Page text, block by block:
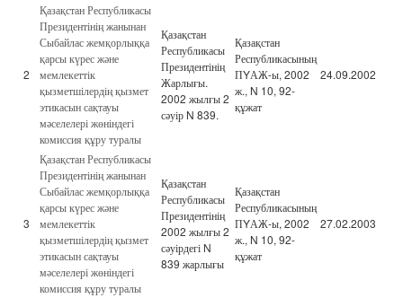
2
Қазақстан Республикасы
Президентінің жанынан
Сыбайлас жемқорлыққа
қарсы күрес және
мемлекеттік
қызметшілердің қызмет
этикасын сақтауы
мәселелері жөніндегі
комиссия құру туралы
Қазақстан
Республикасы
Президентінің
Жарлығы.
2002 жылғы 2
сәуір N 839.
Қазақстан
Республикасының
ПYАЖ-ы, 2002
ж., N 10, 92-
құжат
24.09.2002
3
Қазақстан Республикасы
Президентінің жанынан
Сыбайлас жемқорлыққа
қарсы күрес және
мемлекеттік
қызметшілердің қызмет
этикасын сақтауы
мәселелері жөніндегі
комиссия құру туралы
Қазақстан
Республикасы
Президентінің
2002 жылғы 2
сәуірдегі N
839 жарлығы
Қазақстан
Республикасының
ПYАЖ-ы, 2002
ж., N 10, 92-
құжат
27.02.2003